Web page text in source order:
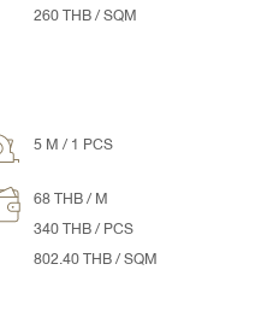
260 THB / SQM
5 M / 1 PCS
68 THB / M
340 THB / PCS
802.40 THB / SQM